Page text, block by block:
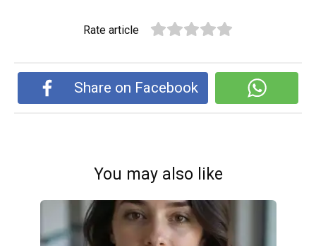
Rate article
Share on Facebook
You may also like